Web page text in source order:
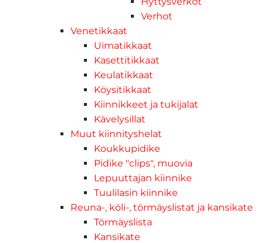
Verhot
Venetikkaat
Uimatikkaat
Kasettitikkaat
Keulatikkaat
Köysitikkaat
Kiinnikkeet ja tukijalat
Kävelysillat
Muut kiinnityshelat
Koukkupidike
Pidike "clips", muovia
Lepuuttajan kiinnike
Tuulilasin kiinnike
Reuna-, köli-, törmäyslistat ja kansikate
Törmäyslista
Kansikate